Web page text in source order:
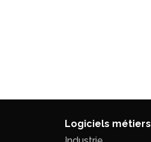
Logiciels métiers